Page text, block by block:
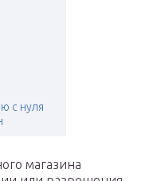
с нуля
магазина